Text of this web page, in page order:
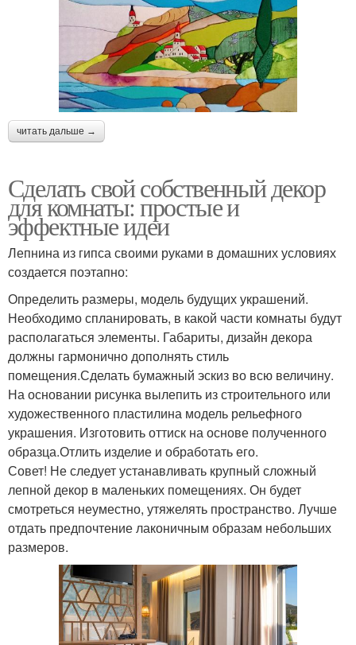
читать дальше →
Сделать свой собственный декор
для комнаты: простые и
эффектные идеи
Лепнина из гипса своими руками в домашних условиях
создается поэтапно:
Определить размеры, модель будущих украшений.
Необходимо спланировать, в какой части комнаты будут
располагаться элементы. Габариты, дизайн декора
должны гармонично дополнять стиль
помещения.Сделать бумажный эскиз во всю величину.
На основании рисунка вылепить из строительного или
художественного пластилина модель рельефного
украшения. Изготовить оттиск на основе полученного
образца.Отлить изделие и обработать его.
Совет! Не следует устанавливать крупный сложный
лепной декор в маленьких помещениях. Он будет
смотреться неуместно, утяжелять пространство. Лучше
отдать предпочтение лаконичным образам небольших
размеров.